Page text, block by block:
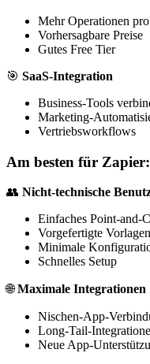
Mehr Operationen
Vorhersagbare Preise
Gutes Free Tier
🎯 SaaS-Integration
Business-Tools
Marketing-
Vertriebsworkflows
Am besten für Zapier:
👥 Nicht-technische
Einfaches Point-and-
Vorgefertigte
Minimale
Schnelles Setup
🌐Maximale Integrationen
Nischen-App-
Long-Tail-
Neue App-